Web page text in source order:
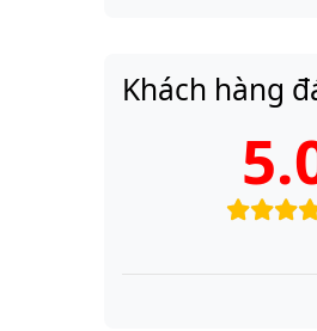
Khách hàng